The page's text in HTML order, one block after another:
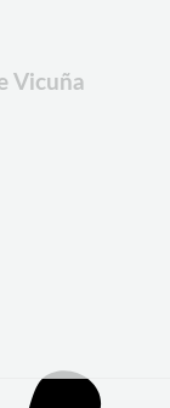
Vicuña